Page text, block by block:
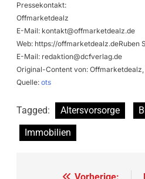
Pressekontakt:
Offmarketdealz
E-Mail: kontakt@offmarketdealz.de
Web: https://offmarketdealz.deRuben
E-Mail: redaktion@dcfverlag.de
Original-Content von:
Quelle: ots
Tagged: Altersvorsorge
Immobilien